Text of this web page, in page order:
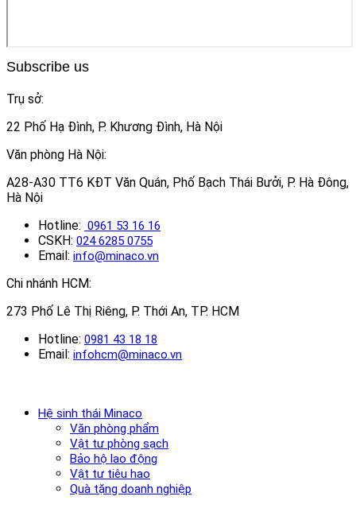
Subscribe us
Trụ sở:
22 Phố Hạ Đình, P. Khương Đình, Hà Nội
Văn phòng Hà Nội:
A28-A30 TT6 KĐT Văn Quán, Phố Bạch Thái Bưởi, P. Hà Đông,
Hà Nội
Hotline: 0961 53 16 16
CSKH: 024 6285 0755
Email: info@minaco.vn
Chi nhánh HCM:
273 Phố Lê Thị Riêng, P. Thới An, TP. HCM
Hotline: 0981 43 18 18
Email: infohcm@minaco.vn
Hệ sinh thái Minaco
Văn phòng phẩm
Vật tư phòng sạch
Bảo hộ lao động
Vật tư tiêu hao
Quà tặng doanh nghiệp